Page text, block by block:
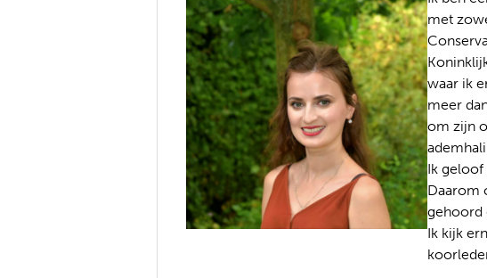
met
waar ik
meer
om zijn
Ik geloof
Daarom
gehoord
Ik kijk